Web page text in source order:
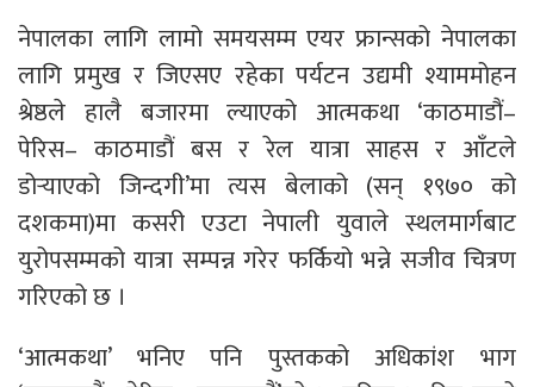
नेपालका लागि लामो समयसम्म एयर फ्रान्सको नेपालका
लागि प्रमुख र जिएसए रहेका पर्यटन उद्यमी श्याममोहन
श्रेष्ठले हालै बजारमा ल्याएको आत्मकथा ‘काठमाडौं–
पेरिस– काठमाडौं बस र रेल यात्रा साहस र आँटले
डोर्‍याएको जिन्दगी’मा त्यस बेलाको (सन् १९७० को
दशकमा)मा कसरी एउटा नेपाली युवाले स्थलमार्गबाट
युरोपसम्मको यात्रा सम्पन्न गरेर फर्कियो भन्ने सजीव चित्रण
गरिएको छ ।
‘आत्मकथा’ भनिए पनि पुस्तकको अधिकांश भाग